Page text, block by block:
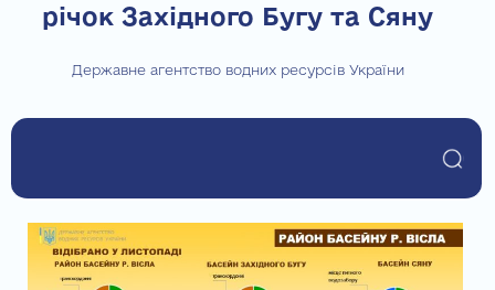
річок Західного Бугу та Сяну
Державне агентство водних ресурсів України